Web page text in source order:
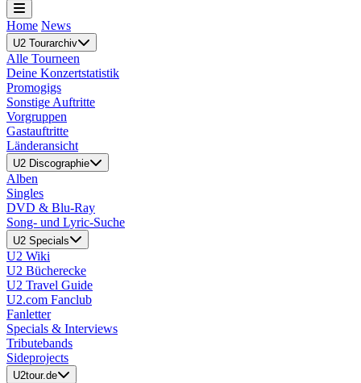
Home News
U2 Tourarchiv
Alle Tourneen
Deine Konzertstatistik
Promogigs
Sonstige Auftritte
Vorgruppen
Gastauftritte
Länderansicht
U2 Discographie
Alben
Singles
DVD & Blu-Ray
Song- und Lyric-Suche
U2 Specials
U2 Wiki
U2 Bücherecke
U2 Travel Guide
U2.com Fanclub
Fanletter
Specials & Interviews
Tributebands
Sideprojects
U2tour.de